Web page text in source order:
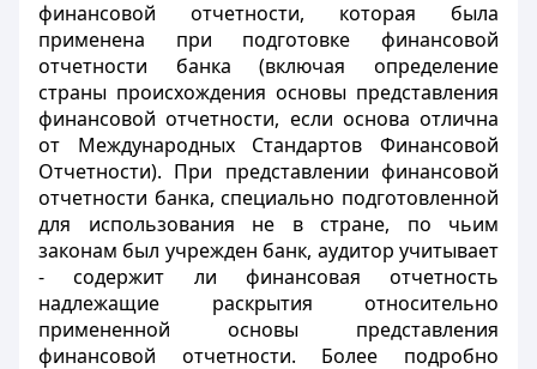
финансовой отчетности, которая была
применена при подготовке финансовой
отчетности банка (включая определение
страны происхождения основы представления
финансовой отчетности, если основа отлична
от Международных Стандартов Финансовой
Отчетности). При представлении финансовой
отчетности банка, специально подготовленной
для использования не в стране, по чьим
законам был учрежден банк, аудитор учитывает
- содержит ли финансовая отчетность
надлежащие раскрытия относительно
примененной основы представления
финансовой отчетности. Более подробно